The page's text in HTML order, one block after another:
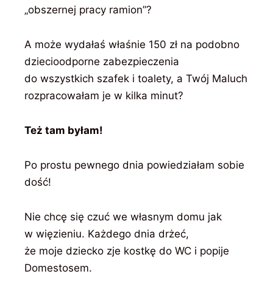
„obszernej pracy ramion”?
A może wydałaś właśnie 150 zł na podobno
dziecioodporne zabezpieczenia
do wszystkich szafek i toalety, a Twój Maluch
rozpracowałam je w kilka minut?
Też tam byłam!
Po prostu pewnego dnia powiedziałam sobie
dość!
Nie chcę się czuć we własnym domu jak
w więzieniu. Każdego dnia drżeć,
że moje dziecko zje kostkę do WC i popije
Domestosem.